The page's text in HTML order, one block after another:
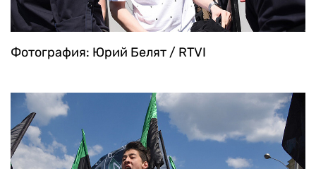
Фотография: Юрий Белят / RTVI